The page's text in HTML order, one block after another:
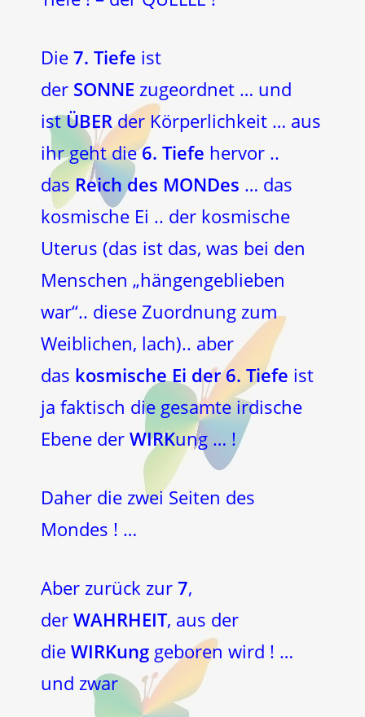
Die 7. Tiefe ist
der SONNE zugeordnet … und
istÜBERder Körperlichkeit … aus
ihr geht die6. Tiefe hervor ..
das Reich des MONDes … das
kosmische Ei .. der kosmische
Uterus (das ist das, was bei den
Menschen „hängengeblieben
war“.. diese Zuordnung zum
Weiblichen, lach).. aber
das kosmische Ei der 6. Tiefe ist
ja faktisch die gesamte irdische
Ebene der WIRKung … !
Daher die zwei Seiten des
Mondes ! …
Aber zurück zur 7,
der WAHRHEIT, aus der
die WIRKung geboren wird ! …
und zwar